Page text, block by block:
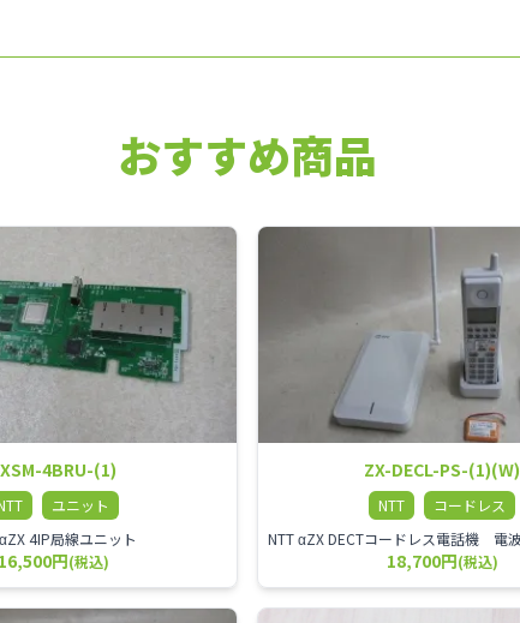
おすすめ商品
4BRU-(1)
ユニット
4IP局線ユニット
16,500円(税込)
ZX-DECL-PS-(1)(W)
NTT
コードレス
18,700円(税込)